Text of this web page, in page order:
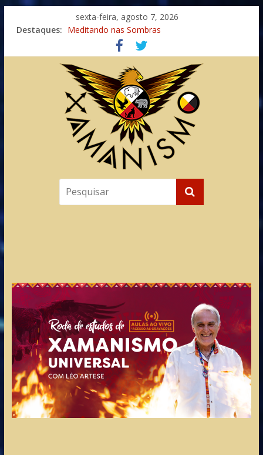
sexta-feira, agosto 7, 2026
Destaques: Imaginação na Cura
Meditando nas Sombras
Autosuficiência: A Jornada do Espírito Ancestral
Xamanismo Universal
Totens – Caminho Espiritual – Crescimento